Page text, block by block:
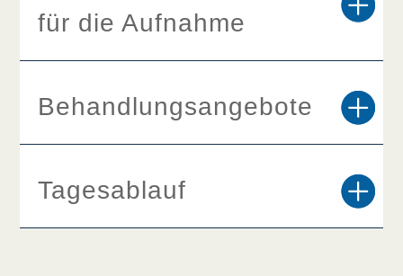
für die Aufnahme
Behandlungsangebote
Tagesablauf